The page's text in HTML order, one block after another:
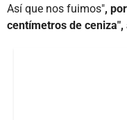
Así que nos fuimos",
centímetros de ceniza",